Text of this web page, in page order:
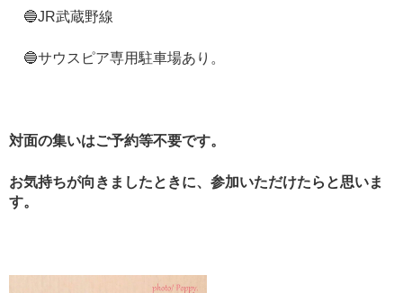
🔵JR武蔵野線
🔵サウスピア専用駐車場あり。
対面の集いはご予約等不要です。
お気持ちが向きましたときに、参加いただけたらと思いま
す。